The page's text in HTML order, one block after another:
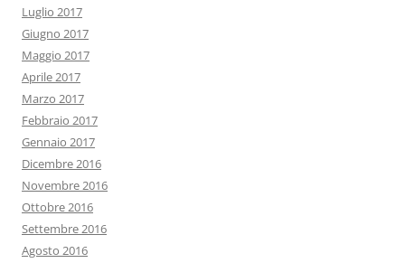
Luglio 2017
Giugno 2017
Maggio 2017
Aprile 2017
Marzo 2017
Febbraio 2017
Gennaio 2017
Dicembre 2016
Novembre 2016
Ottobre 2016
Settembre 2016
Agosto 2016